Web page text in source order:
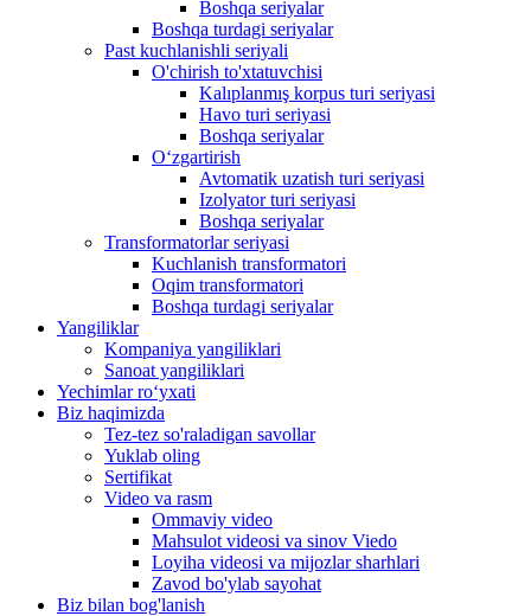
Boshqa seriyalar
Boshqa turdagi seriyalar
Past kuchlanishli seriyali
O'chirish to'xtatuvchisi
Kalıplanmış korpus turi seriyasi
Havo turi seriyasi
Boshqa seriyalar
Oʻzgartirish
Avtomatik uzatish turi seriyasi
Izolyator turi seriyasi
Boshqa seriyalar
Transformatorlar seriyasi
Kuchlanish transformatori
Oqim transformatori
Boshqa turdagi seriyalar
Yangiliklar
Kompaniya yangiliklari
Sanoat yangiliklari
Yechimlar roʻyxati
Biz haqimizda
Tez-tez so'raladigan savollar
Yuklab oling
Sertifikat
Video va rasm
Ommaviy video
Mahsulot videosi va sinov Viedo
Loyiha videosi va mijozlar sharhlari
Zavod bo'ylab sayohat
Biz bilan bog'lanish